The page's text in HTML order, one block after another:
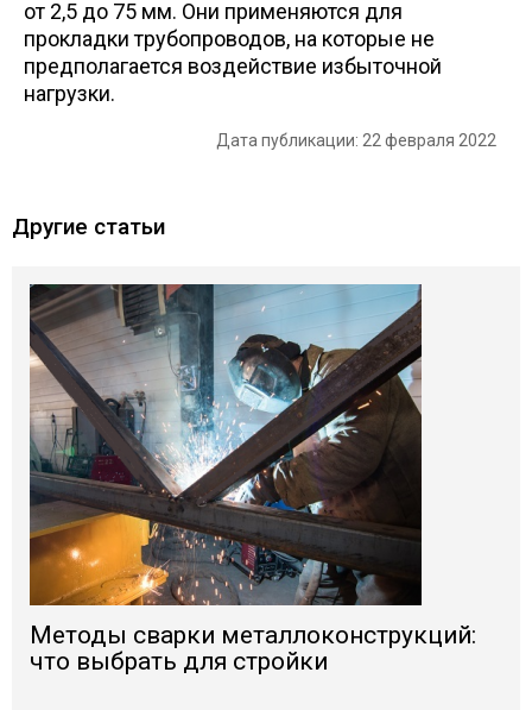
от 2,5 до 75 мм. Они применяются для
прокладки трубопроводов, на которые не
предполагается воздействие избыточной
нагрузки.
Дата публикации: 22 февраля 2022
Другие статьи
Методы сварки металлоконструкций:
что выбрать для стройки